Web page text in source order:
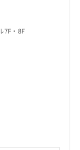
7F・8F